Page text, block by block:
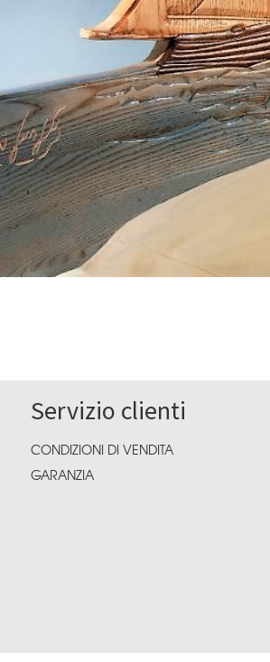
Servizio clienti
CONDIZIONI DI VENDITA
GARANZIA